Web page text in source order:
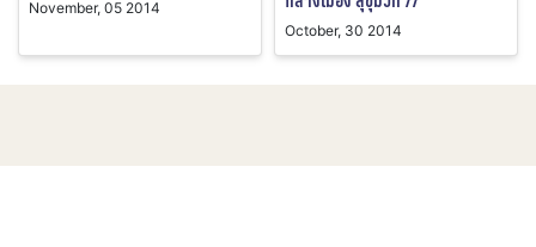
November, 05 2014
October, 30 2014